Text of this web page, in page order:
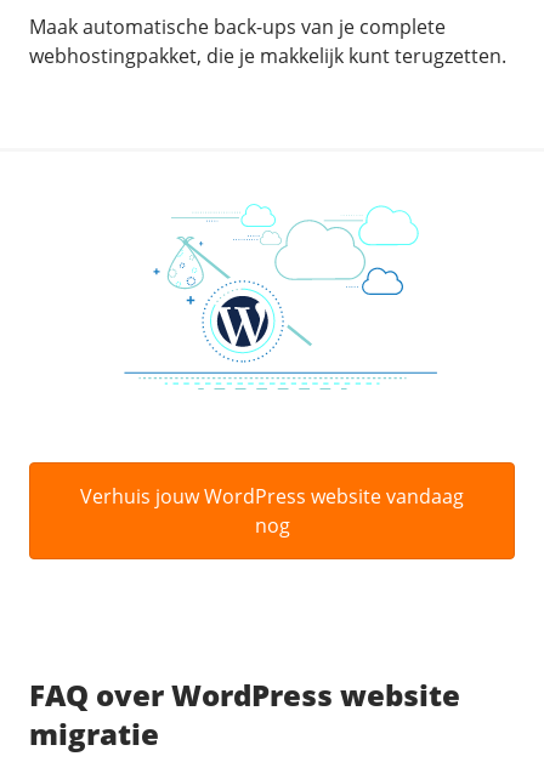
Maak automatische back-ups van je complete
webhostingpakket, die je makkelijk kunt terugzetten.
Verhuis jouw WordPress website vandaag
nog
FAQ over WordPress website
migratie